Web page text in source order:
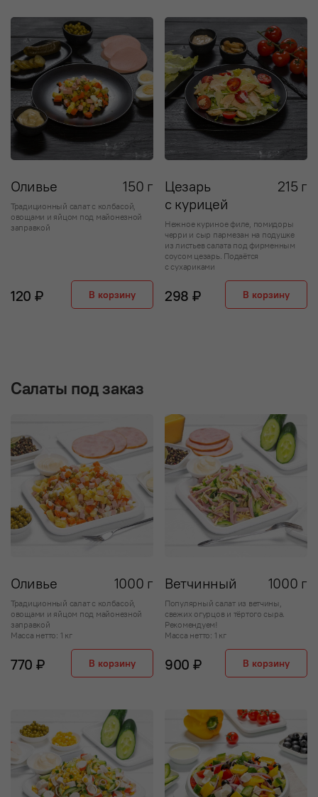
Оливье 150 г
Традиционный салат с колбасой,
овощами и яйцом под майонезной
заправкой
120 ₽ В корзину
Цезарь
с курицей
215 г
Нежное куриное филе, помидоры
черри и сыр пармезан на подушке
из листьев салата под фирменным
соусом цезарь. Подаётся
с сухариками
298 ₽ В корзину
Салаты пoд заказ
Оливье 1000 г
Традиционный салат с колбасой,
овощами и яйцом под майонезной
заправкой
Масса нетто: 1 кг
770 ₽ В корзину
Ветчинный 1000 г
Популярный салат из ветчины,
свежих огурцов и тёртого сыра.
Рекомендуем!
Масса нетто: 1 кг
900 ₽ В корзину